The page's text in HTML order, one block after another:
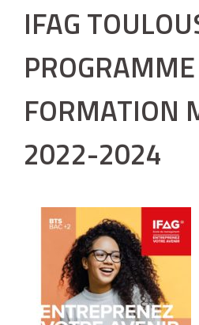
IFAG
FORMATION
2022-2024